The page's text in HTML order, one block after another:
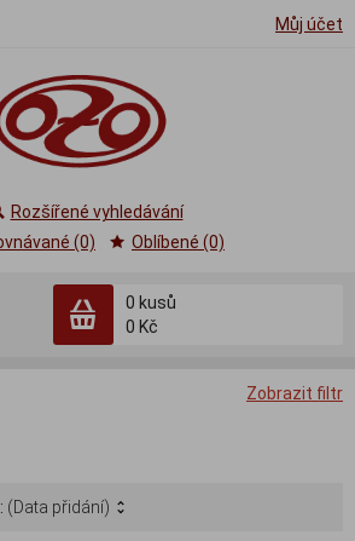
Můj účet
0 kusů
0 Kč
Rozšířené vyhledávání
(0)
Oblíbené (0)
Zobrazit filtr
(Data přidání)